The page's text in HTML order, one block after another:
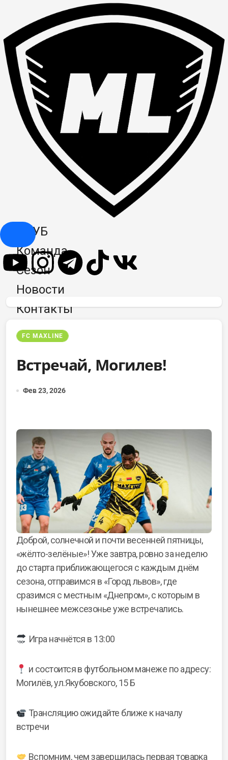
КЛУБ
Команда
Сезон
Новости
Контакты
Hamburger Toggle Menu
FC MAXLINE
Встречай, Могилев!
Фев 23, 2026
Доброй, солнечной и почти весенней пятницы,
«жёлто-зелёные»! Уже завтра, ровно за неделю
до старта приближающегося с каждым днём
сезона, отправимся в «Город львов», где
сразимся с местным «Днепром», с которым в
нынешнее межсезонье уже встречались.
Игра начнётся в 13:00
и состоится в футбольном манеже по адресу:
Могилёв, ул.Якубовского, 15 Б
Трансляцию ожидайте ближе к началу
встречи
Вспомним, чем завершилась первая товарка